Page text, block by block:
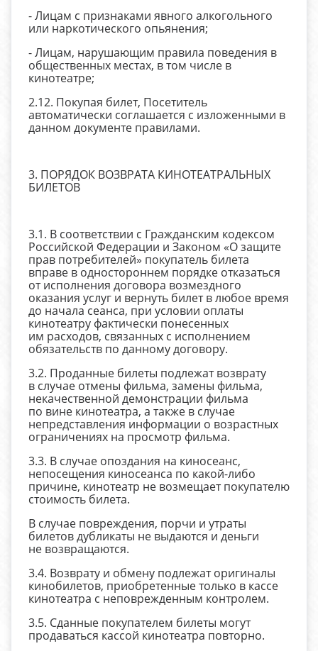
- Лицам с признаками явного алкогольного
или наркотического опьянения;
- Лицам, нарушающим правила поведения в
общественных местах, в том числе в
кинотеатре;
2.12. Покупая билет, Посетитель
автоматически соглашается с изложенными в
данном документе правилами.
3. ПОРЯДОК ВОЗВРАТА КИНОТЕАТРАЛЬНЫХ
БИЛЕТОВ
3.1. В соответствии с Гражданским кодексом
Российской Федерации и Законом «О защите
прав потребителей» покупатель билета
вправе в одностороннем порядке отказаться
от исполнения договора возмездного
оказания услуг и вернуть билет в любое время
до начала сеанса, при условии оплаты
кинотеатру фактически понесенных
им расходов, связанных с исполнением
обязательств по данному договору.
3.2. Проданные билеты подлежат возврату
в случае отмены фильма, замены фильма,
некачественной демонстрации фильма
по вине кинотеатра, а также в случае
непредставления информации о возрастных
ограничениях на просмотр фильма.
3.3. В случае опоздания на киносеанс,
непосещения киносеанса по какой-либо
причине, кинотеатр не возмещает покупателю
стоимость билета.
В случае повреждения, порчи и утраты
билетов дубликаты не выдаются и деньги
не возвращаются.
3.4. Возврату и обмену подлежат оригиналы
кинобилетов, приобретенные только в кассе
кинотеатра с неповрежденным контролем.
3.5. Сданные покупателем билеты могут
продаваться кассой кинотеатра повторно.